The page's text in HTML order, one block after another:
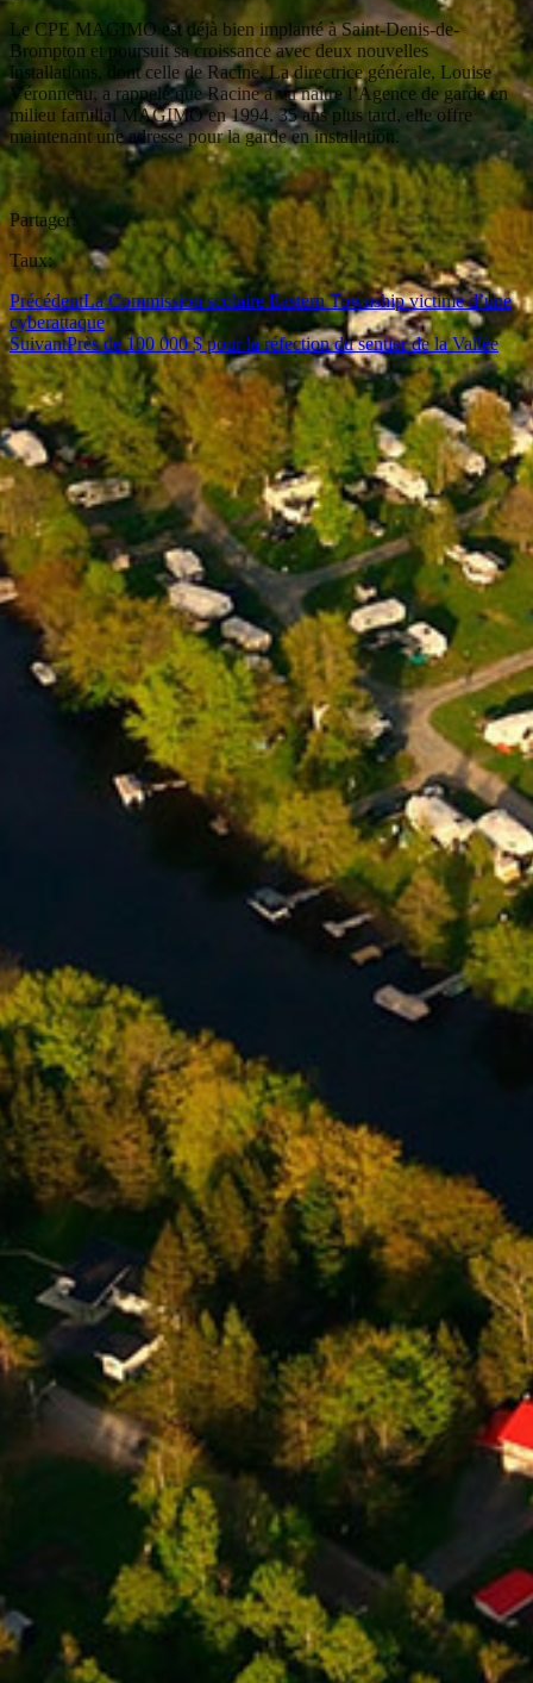
Le CPE MAGIMO est déjà bien implanté à Saint-Denis-de-
Brompton et poursuit sa croissance avec deux nouvelles
installations, dont celle de Racine. La directrice générale, Louise
Véronneau, a rappelé que Racine a vu naître l’Agence de garde en
milieu familial MAGIMO en 1994. 35 ans plus tard, elle offre
maintenant une adresse pour la garde en installation.
Partager:
Taux:
PrécédentLa Commission scolaire Eastern Township victime d’une
cyberattaque
SuivantPrès de 100 000 $ pour la réfection du sentier de la Vallée